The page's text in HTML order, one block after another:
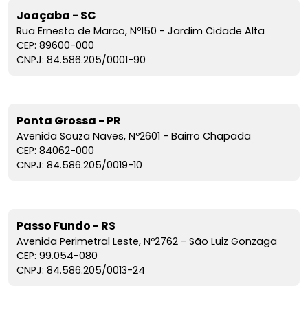
Joaçaba - SC
Rua Ernesto de Marco, Nº150 - Jardim Cidade Alta
CEP: 89600-000
CNPJ: 84.586.205/0001-90
Ponta Grossa - PR
Avenida Souza Naves, Nº2601 - Bairro Chapada
CEP: 84062-000
CNPJ: 84.586.205/0019-10
Passo Fundo - RS
Avenida Perimetral Leste, Nº2762 - São Luiz Gonzaga
CEP: 99.054-080
CNPJ: 84.586.205/0013-24